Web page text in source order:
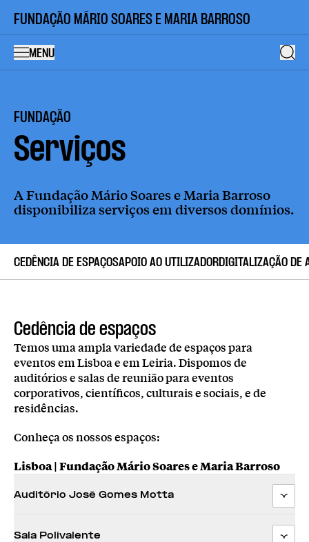
FUNDAÇÃO MÁRIO SOARES E MARIA BARROSO
MENU
FUNDAÇÃO
Serviços
A Fundação Mário Soares e Maria Barroso
disponibiliza serviços em diversos domínios.
CEDÊNCIA DE ESPAÇOSAPOIO AO UTILIZADORDIGITALIZAÇÃO DE
Cedência de espaços
Temos uma ampla variedade de espaços para
eventos em Lisboa e em Leiria. Dispomos de
auditórios e salas de reunião para eventos
corporativos, científicos, culturais e sociais, e de
residências.
Conheça os nossos espaços:
Lisboa | Fundação Mário Soares e Maria Barroso
Auditório José Gomes Motta
Sala Polivalente